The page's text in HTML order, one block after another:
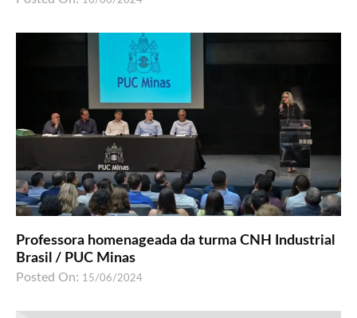
Professora homenageada da turma CNH Industrial
Brasil / PUC Minas
Posted On: 15/06/2024